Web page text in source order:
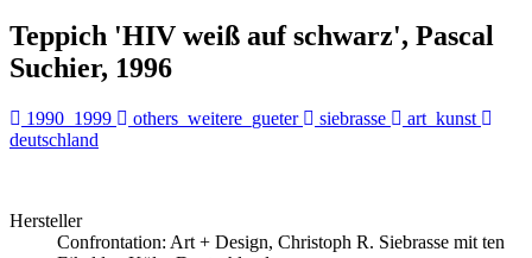
Teppich 'HIV weiß auf schwarz', Pascal
Suchier, 1996
1990_1999 others_weitere_gueter siebrasse
art_kunst
deutschland
Hersteller
Confrontation: Art + Design, Christoph R. Siebrasse mit ten